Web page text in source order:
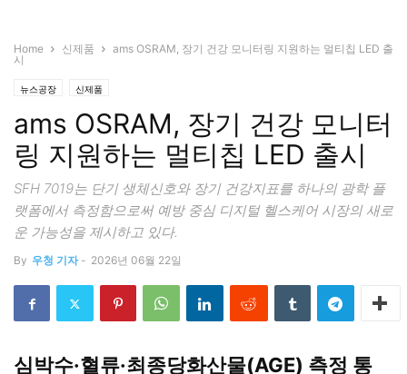
Home 신제품
ams OSRAM, 장기 건강 모니터링 지원하는 멀티칩 LED 출
시
뉴스공장 신제품
ams OSRAM, 장기 건강 모니터
링 지원하는 멀티칩 LED 출시
SFH 7019는 단기 생체신호와 장기 건강지표를 하나의 광학 플
랫폼에서 측정함으로써 예방 중심 디지털 헬스케어 시장의 새로
운 가능성을 제시하고 있다.
By 우청 기자 - 2026년 06월 22일
심박수·혈류·최종당화산물(AGE) 측정 통